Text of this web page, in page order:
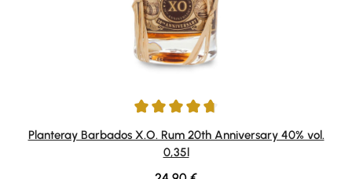
Durchschnittliche Bewertung von 4.83 von 5 Sternen
Planteray Barbados X.O. Rum 20th Anniversary 40% vol.
0,35l